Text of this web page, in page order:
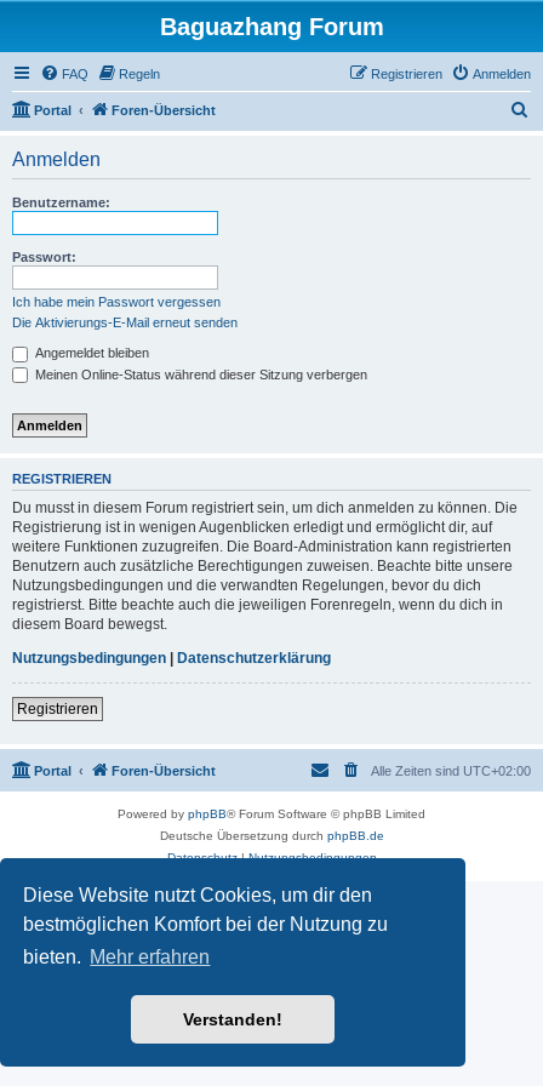
Diese Website nutzt Cookies, um dir den
bestmöglichen Komfort bei der Nutzung zu
bieten. Mehr erfahren
Verstanden!
Baguazhang Forum
FAQ Regeln Anmelden
Registrieren
Portal Foren-Übersicht
Anmelden
Benutzername:
Passwort:
Ich habe mein Passwort vergessen
Die Aktivierungs-E-Mail erneut senden
Angemeldet bleiben
Meinen Online-Status während dieser Sitzung verbergen
REGISTRIEREN
Du musst in diesem Forum registriert sein, um dich anmelden zu können. Die
Registrierung ist in wenigen Augenblicken erledigt und ermöglicht dir, auf
weitere Funktionen zuzugreifen. Die Board-Administration kann registrierten
Benutzern auch zusätzliche Berechtigungen zuweisen. Beachte bitte unsere
Nutzungsbedingungen und die verwandten Regelungen, bevor du dich
registrierst. Bitte beachte auch die jeweiligen Forenregeln, wenn du dich in
diesem Board bewegst.
Nutzungsbedingungen | Datenschutzerklärung
Registrieren
Portal Foren-Übersicht Alle Zeiten sind UTC+02:00
Powered by phpBB® Forum Software © phpBB Limited
Deutsche Übersetzung durch phpBB.de
Datenschutz|Nutzungsbedingungen